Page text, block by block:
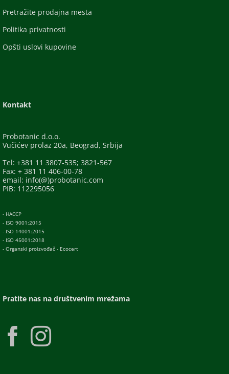
Pretražite prodajna mesta
Politika privatnosti
Opšti uslovi kupovine
Kontakt
Probotanic d.o.o.
Vučićev prolaz 20a, Beograd, Srbija
Tel: +381 11 3807-535; 3821-567
Fax: + 381 11 406-00-78
email: info(@)probotanic.com
PIB: 112295056
- HACCP
- ISO 9001:2015
- ISO 14001:2015
- ISO 45001:2018
- Organski proizvođač - Ecocert
Pratite nas na društvenim mrežama